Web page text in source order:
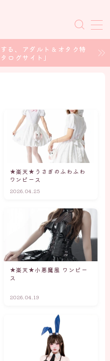
る、アダルト＆オタク特
ログサイト」
★楽天★うさぎのふわふわ
ワンピース
2026.04.25
★楽天★小悪魔風 ワンピー
ス
2026.04.19